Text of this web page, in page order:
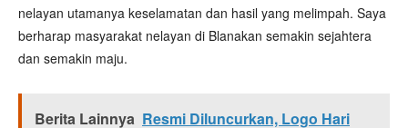
nelayan utamanya keselamatan dan hasil yang melimpah. Saya
berharap masyarakat nelayan di Blanakan semakin sejahtera
dan semakin maju.
Berita Lainnya Resmi Diluncurkan, Logo Hari